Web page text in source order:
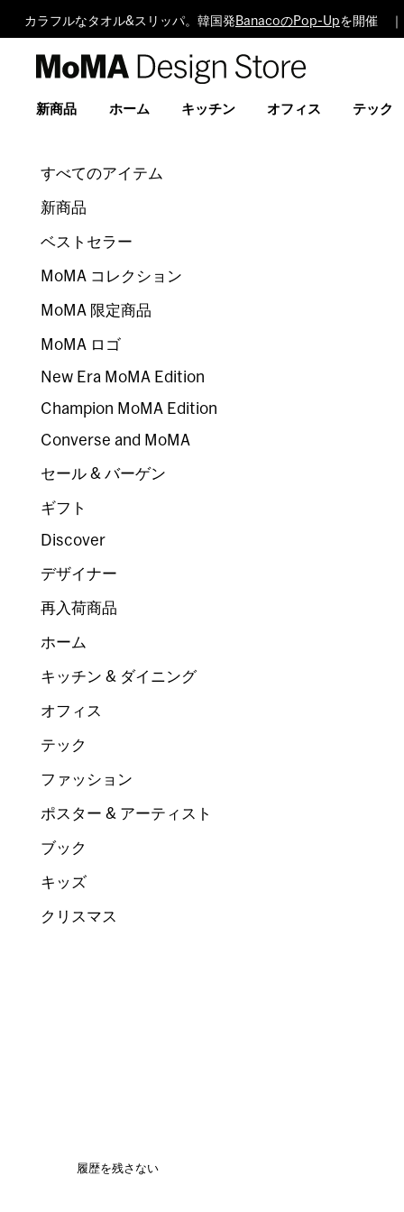
カラフルなタオル&スリッパ。韓国発 BanacoのPop-Upを開催
Design
新商品 ホーム キッチン オフィス テック
すべてのアイテム
新商品
ベストセラー
MoMA コレクション
MoMA 限定商品
MoMA ロゴ
New Era MoMA Edition
Champion MoMA Edition
Converse and MoMA
セール & バーゲン
ギフト
Discover
デザイナー
再入荷商品
ホーム
キッチン & ダイニング
オフィス
テック
ファッション
ポスター & アーティスト
ブック
キッズ
クリスマス
履歴を残さない